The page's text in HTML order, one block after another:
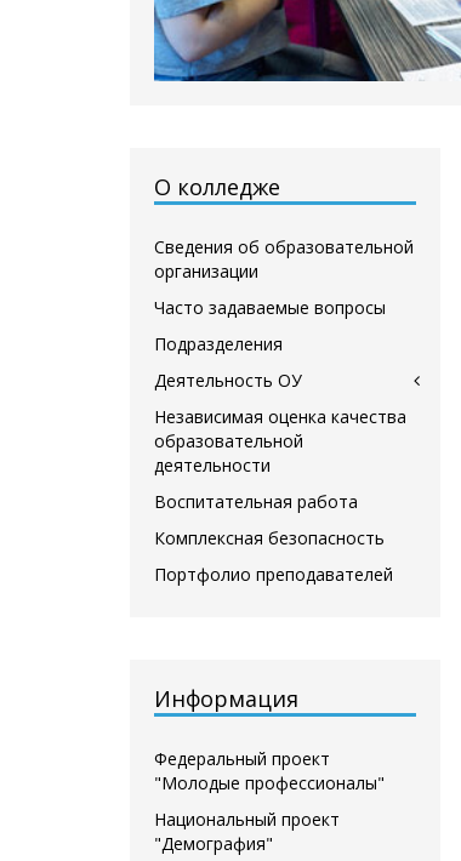
О колледже
Сведения об образовательной
организации
Часто задаваемые вопросы
Подразделения
Деятельность ОУ
Независимая оценка качества
образовательной
деятельности
Воспитательная работа
Комплексная безопасность
Портфолио преподавателей
Информация
Федеральный проект
"Молодые профессионалы"
Национальный проект
"Демография"